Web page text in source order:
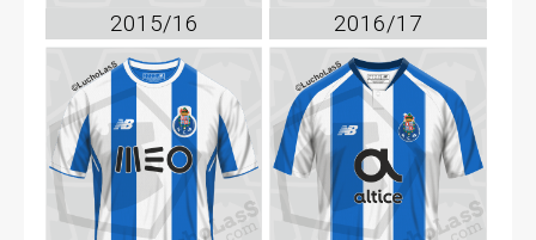
2015/16 2016/17